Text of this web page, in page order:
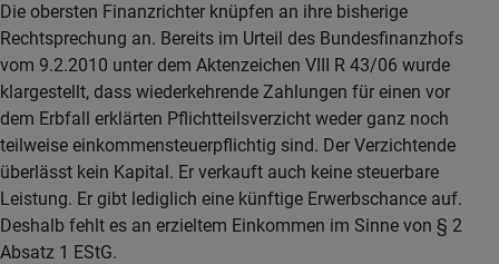
Die obersten Finanzrichter knüpfen an ihre bisherige
Rechtsprechung an. Bereits im Urteil des Bundesfinanzhofs
vom 9.2.2010 unter dem Aktenzeichen VIII R 43/06 wurde
klargestellt, dass wiederkehrende Zahlungen für einen vor
dem Erbfall erklärten Pflichtteilsverzicht weder ganz noch
teilweise einkommensteuerpflichtig sind. Der Verzichtende
überlässt kein Kapital. Er verkauft auch keine steuerbare
Leistung. Er gibt lediglich eine künftige Erwerbschance auf.
Deshalb fehlt es an erzieltem Einkommen im Sinne von § 2
Absatz 1 EStG.